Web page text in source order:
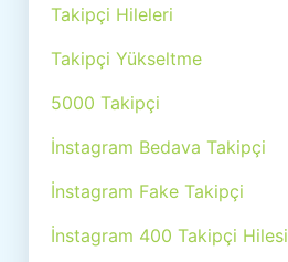
Takipçi Hileleri
Takipçi Yükseltme
5000 Takipçi
İnstagram Bedava Takipçi
İnstagram Fake Takipçi
İnstagram 400 Takipçi Hilesi